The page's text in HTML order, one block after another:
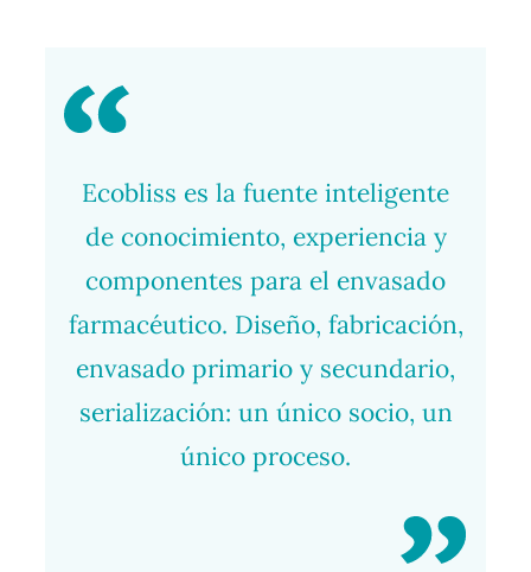
Ecobliss es la fuente inteligente
de conocimiento, experiencia y
componentes para el envasado
farmacéutico. Diseño, fabricación,
envasado primario y secundario,
serialización: un único socio, un
único proceso.